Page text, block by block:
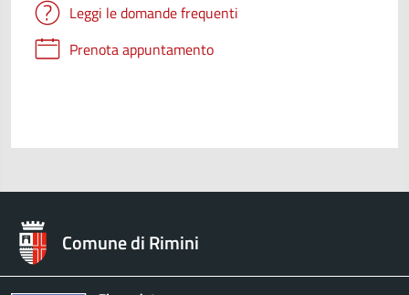
Leggi le domande frequenti
Prenota appuntamento
Comune di Rimini